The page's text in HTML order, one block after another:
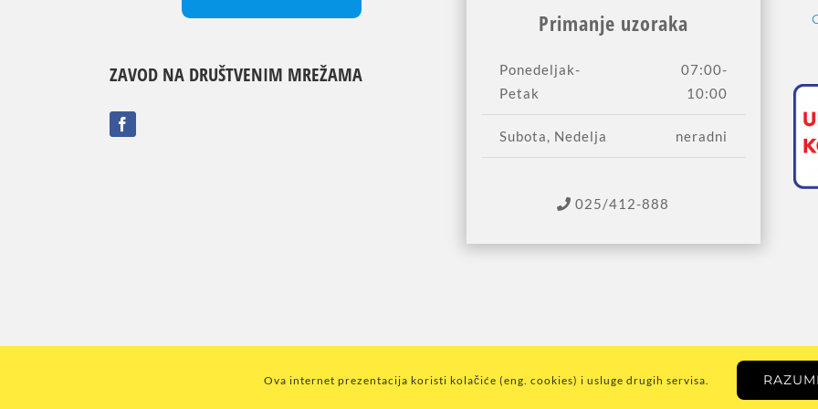
ZAVOD NA DRUŠTVENIM MREŽAMA
Primanje uzoraka
Ponedeljak-
Petak
07:00-
10:00
Subota, Nedelja neradni
025/412-888
© Copyright 2009 -2026Zavod za javno zdravlje Sombor. Sva prava zadržana.
Ova internet prezentacija koristi kolačiće (eng. cookies) i usluge drugih servisa.